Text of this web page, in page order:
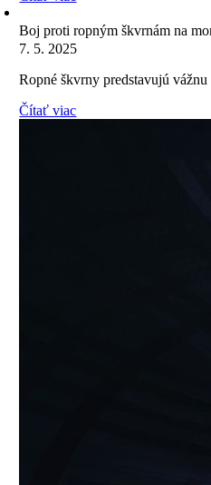
Boj proti ropným škvrnám na
7. 5. 2025
Ropné škvrny predstavujú
Čítať viac